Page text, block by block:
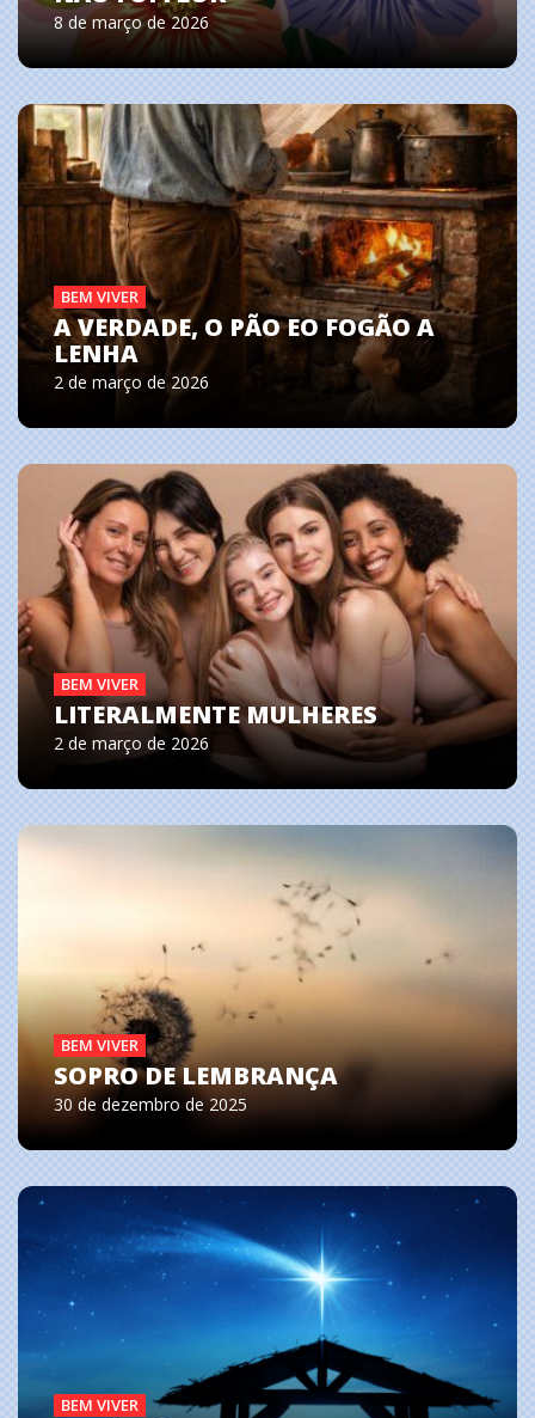
8 de março de 2026
BEM VIVER
A VERDADE, O PÃO EO FOGÃO A
LENHA
2 de março de 2026
BEM VIVER
LITERALMENTE MULHERES
2 de março de 2026
BEM VIVER
SOPRO DE LEMBRANÇA
30 de dezembro de 2025
BEM VIVER